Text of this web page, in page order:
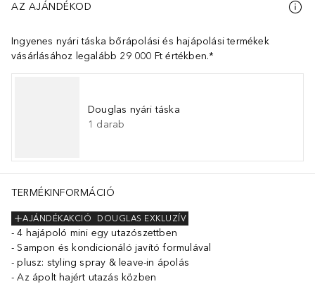
AZ AJÁNDÉKOD
Ingyenes nyári táska bőrápolási és hajápolási termékek
vásárlásához legalább 29 000 Ft értékben.*
Douglas nyári táska
1 darab
TERMÉKINFORMÁCIÓ
DOUGLAS EXKLUZÍV
AJÁNDÉKAKCIÓ
4 hajápoló mini egy utazószettben
Sampon és kondicionáló javító formulával
plusz: styling spray & leave-in ápolás
Az ápolt hajért utazás közben